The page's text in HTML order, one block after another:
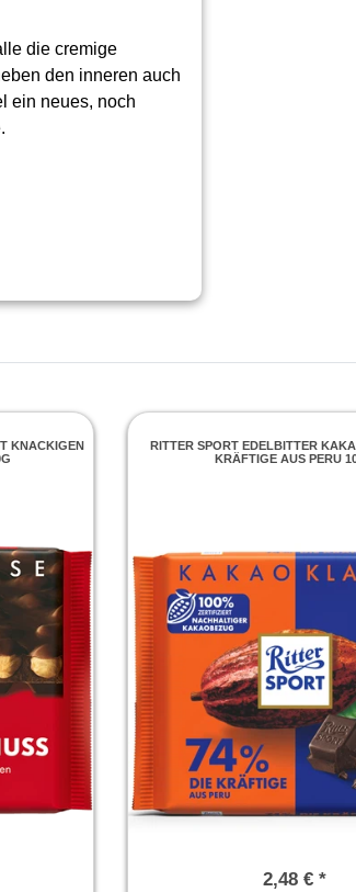
die cremige
den inneren auch
ein neues, noch
KNACKIGEN
RITTER SPORT EDELBITTER
KRÄFTIGE AUS PERU
2,48 € *